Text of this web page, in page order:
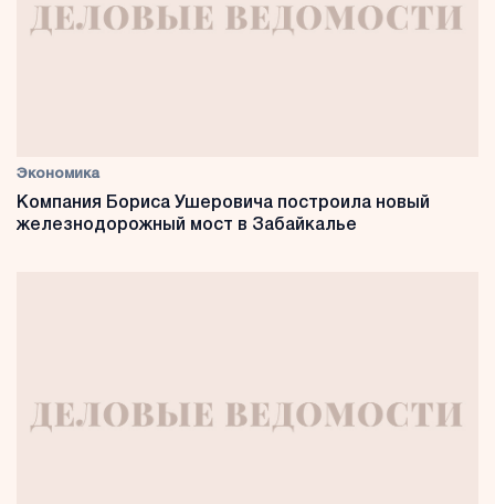
Экономика
Компания Бориса Ушеровича построила новый
железнодорожный мост в Забайкалье